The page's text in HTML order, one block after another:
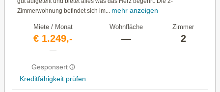
Zimmerwohnung befindet sich im...
mehr anzeigen
Miete / Monat
€ 1.249,-
—
Gesponsert
Kreditfähigkeit prüfen
Wohnfläche
—
Zimmer
2